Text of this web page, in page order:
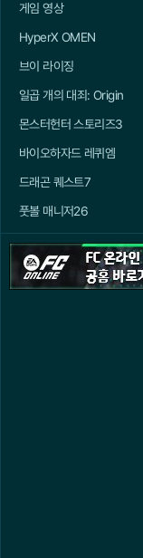
게임 영상
HyperX OMEN
브이 라이징
일곱 개의 대죄: Origin
몬스터헌터 스토리즈3
바이오하자드 레퀴엠
드래곤 퀘스트7
풋볼 매니저26